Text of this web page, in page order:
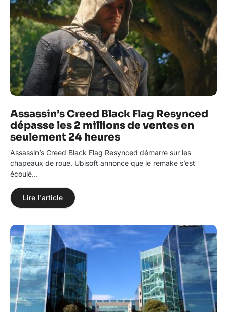
Assassin’s Creed Black Flag Resynced
dépasse les 2 millions de ventes en
seulement 24 heures
Assassin’s Creed Black Flag Resynced démarre sur les
chapeaux de roue. Ubisoft annonce que le remake s’est
écoulé…
Lire l'article